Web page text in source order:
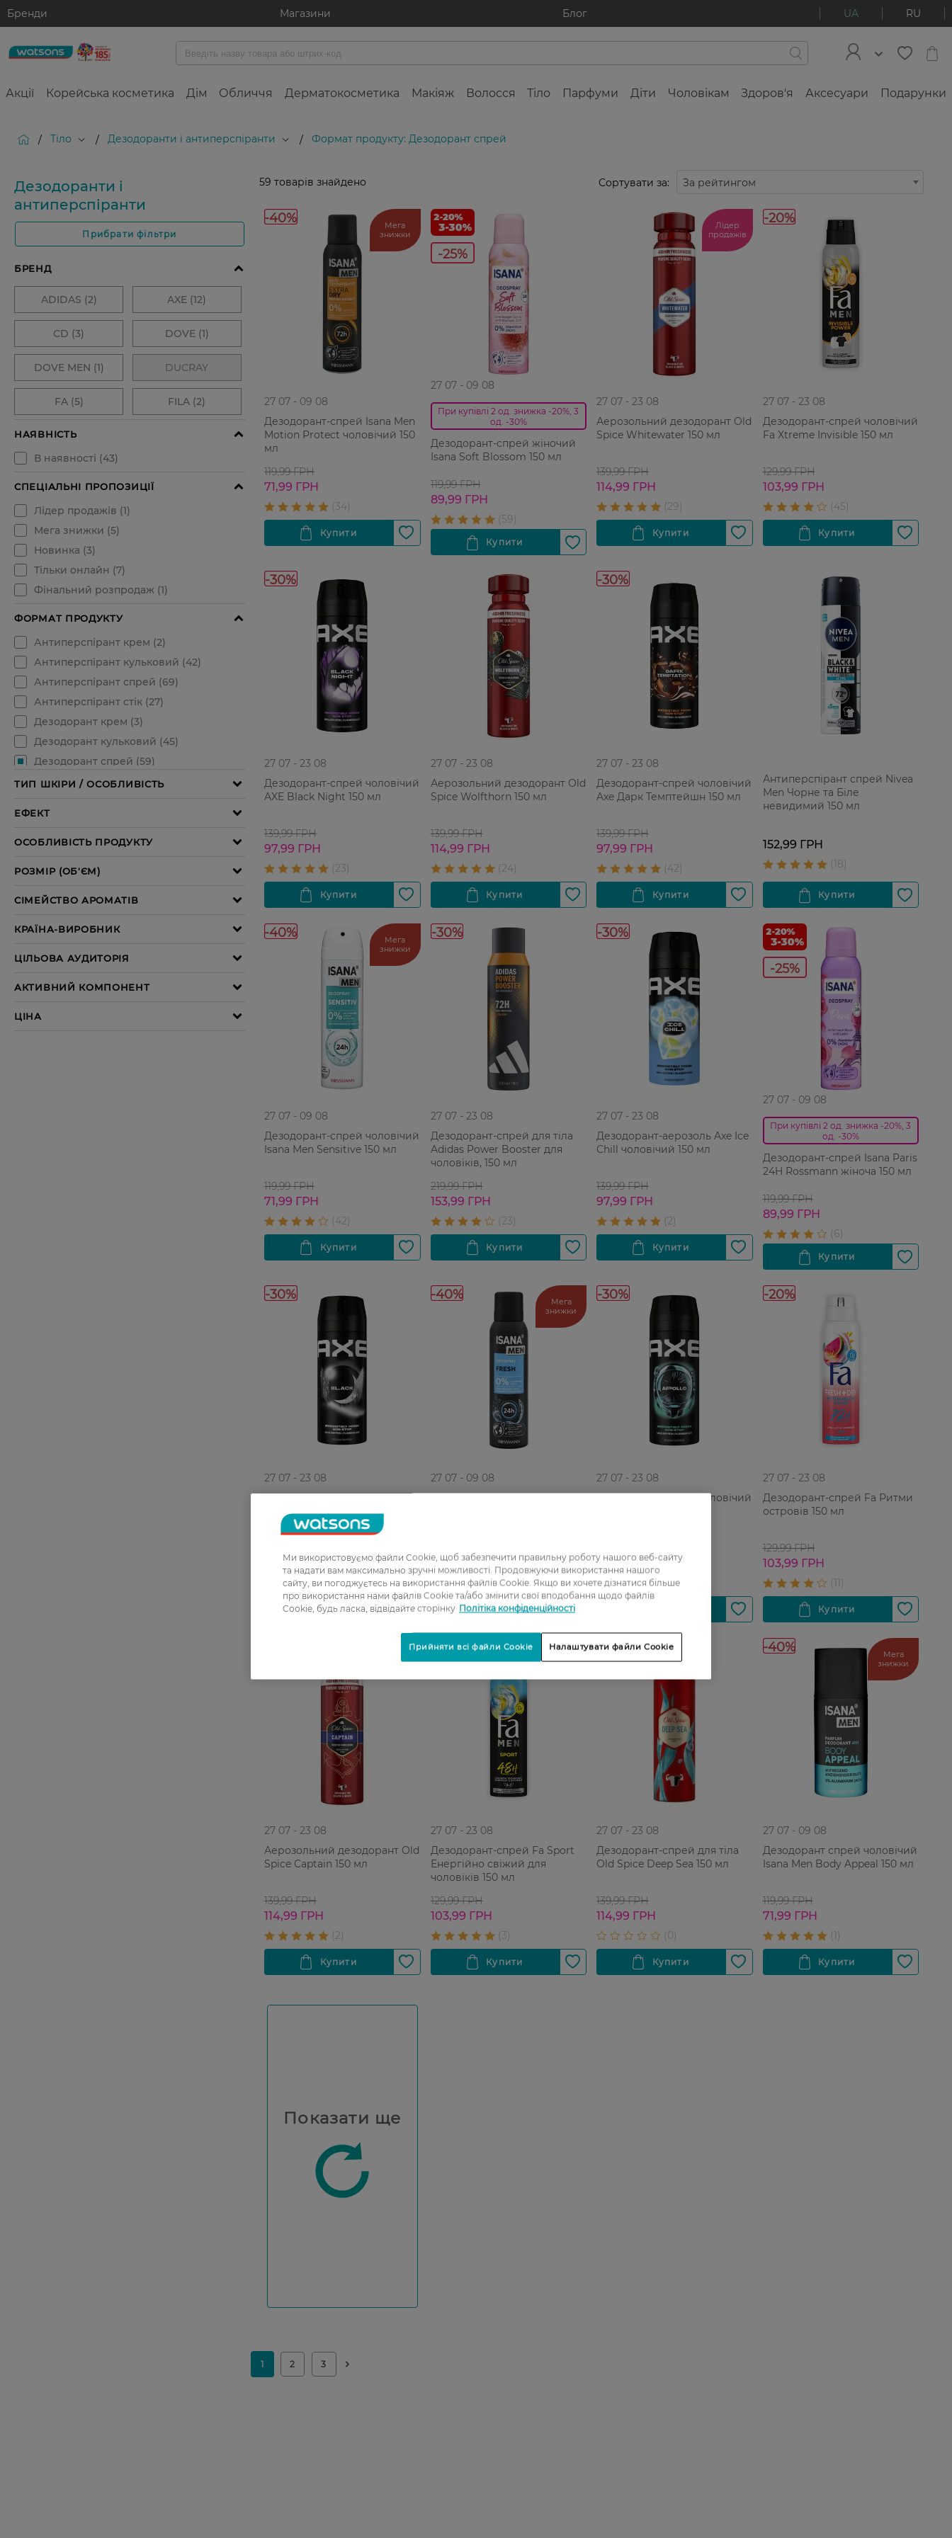
Бренди Магазини Блог UA RU
Акції Корейська косметика Дім Обличчя Дерматокосметика Макіяж Волосся Тіло Парфуми Діти Чоловікам Здоров'я Аксесуари Подарунки
/ Тіло / Дезодоранти і антиперспіранти / Формат продукту: Дезодорант спрей
Дезодоранти і
антиперспіранти
Прибрати фільтри
59 товарів знайдено Сортувати за: За рейтингом
-40%
Мега
знижки
27 07 - 09 08
Дезодорант-спрей Isana Men
Motion Protect чоловічий 150
мл
119,99 ГРН
71,99 ГРН
-25%
27 07 - 09 08
При купівлі 2 од. знижка -20%, 3
од. -30%
Дезодорант-спрей жіночий
Isana Soft Blossom 150 мл
119,99 ГРН
89,99 ГРН
Лідер
продажів
27 07 - 23 08
Аерозольний дезодорант Old
Spice Whitewater 150 мл
139,99 ГРН
114,99 ГРН
-20%
27 07 - 23 08
Дезодорант-спрей чоловічий
Fa Xtreme Invisible 150 мл
129,99 ГРН
103,99 ГРН
-30%
27 07 - 23 08
Дезодорант-спрей чоловічий
AXE Black Night 150 мл
139,99 ГРН
97,99 ГРН
27 07 - 23 08
Аерозольний дезодорант Old
Spice Wolfthorn 150 мл
139,99 ГРН
114,99 ГРН
-30%
27 07 - 23 08
Дезодорант-спрей чоловічий
Axe Дарк Темптейшн 150 мл
139,99 ГРН
97,99 ГРН
Антиперспірант спрей Nivea
Men Чорне та Біле
невидимий 150 мл
152,99 ГРН
-40%
Мега
знижки
27 07 - 09 08
Дезодорант-cпрей чоловічий
Isana Men Sensitive 150 мл
119,99 ГРН
71,99 ГРН
-30%
27 07 - 23 08
Дезодорант-спрей для тіла
Adidas Power Booster для
чоловіків, 150 мл
219,99 ГРН
153,99 ГРН
-30%
27 07 - 23 08
Дезодорант-аерозоль Axe Ice
Chill чоловічий 150 мл
139,99 ГРН
97,99 ГРН
-25%
27 07 - 09 08
При купівлі 2 од. знижка -20%, 3
од. -30%
Дезодорант-спрей Isana Paris
24H Rossmann жіноча 150 мл
119,99 ГРН
89,99 ГРН
-30%
27 07 - 23 08
Дезодорант-спрей чоловічий
AXE Black 150 мл
97,99 ГРН
-40%
Мега
знижки
27 07 - 09 08
Дезодорант-спрей чоловічий
71,99 ГРН
-30%
27 07 - 23 08
Дезодорант-спрей чоловічий
97,99 ГРН
-20%
27 07 - 23 08
Дезодорант-спрей Fa Ритми
островів 150 мл
129,99 ГРН
103,99 ГРН
27 07 - 23 08
Аерозольний дезодорант Old
Spice Captain 150 мл
139,99 ГРН
114,99 ГРН
-20%
27 07 - 23 08
Дезодорант-спрей Fa Sport
Енергійно свіжий для
чоловіків 150 мл
129,99 ГРН
103,99 ГРН
27 07 - 23 08
Дезодорант-спрей для тіла
Old Spice Deep Sea 150 мл
139,99 ГРН
114,99 ГРН
-40%
Мега
знижки
27 07 - 09 08
Дезодорант спрей чоловічий
Isana Men Body Appeal 150 мл
119,99 ГРН
71,99 ГРН
Показати ще
Ми використовуємо файли Cookie, щоб забезпечити правильну роботу нашого веб-сайту
та надати вам максимально зручні можливості. Продовжуючи використання нашого
сайту, ви погоджуєтесь на використання файлів Cookie. Якщо ви хочете дізнатися більше
про використання нами файлів Cookie та/або змінити свої вподобання щодо файлів
Cookie, будь ласка, відвідайте сторінку Політіка конфіденційності
Налаштувати файли Cookie
Прийняти всі файли Cookie